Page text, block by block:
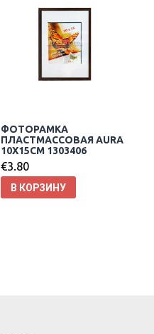
ФОТОРАМКА
ПЛАСТМАССОВАЯ AURA
10X15CM 1303406
€3.80
В КОРЗИНУ